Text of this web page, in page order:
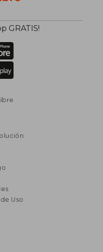
GRATIS!
Uso